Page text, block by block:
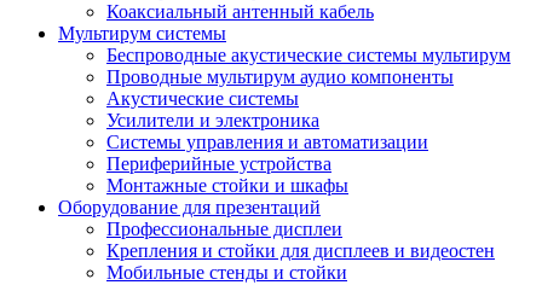
Коаксиальный антенный кабель
Мультирум системы
Беспроводные акустические системы мультирум
Проводные мультирум аудио компоненты
Акустические системы
Усилители и электроника
Системы управления и автоматизации
Периферийные устройства
Монтажные стойки и шкафы
Оборудование для презентаций
Профессиональные дисплеи
Крепления и стойки для дисплеев и видеостен
Мобильные стенды и стойки